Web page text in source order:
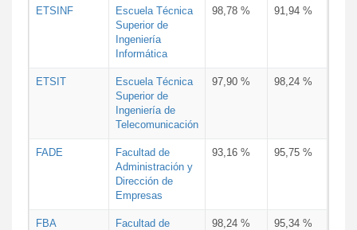
ETSINF
Escuela Técnica
Superior de
Ingeniería
Informática
98,78 % 91,94 %
ETSIT
Escuela Técnica
Superior de
Ingeniería de
Telecomunicación
97,90 % 98,24 %
FADE
Facultad de
Administración y
Dirección de
Empresas
93,16 % 95,75 %
FBA
Facultad de
98,24 % 95,34 %